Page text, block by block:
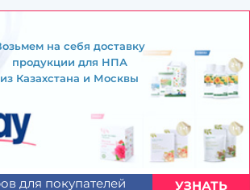
на себя доставку
продукции для НПА
из Казахстана и Москвы
УЗНАТЬ
для покупателей